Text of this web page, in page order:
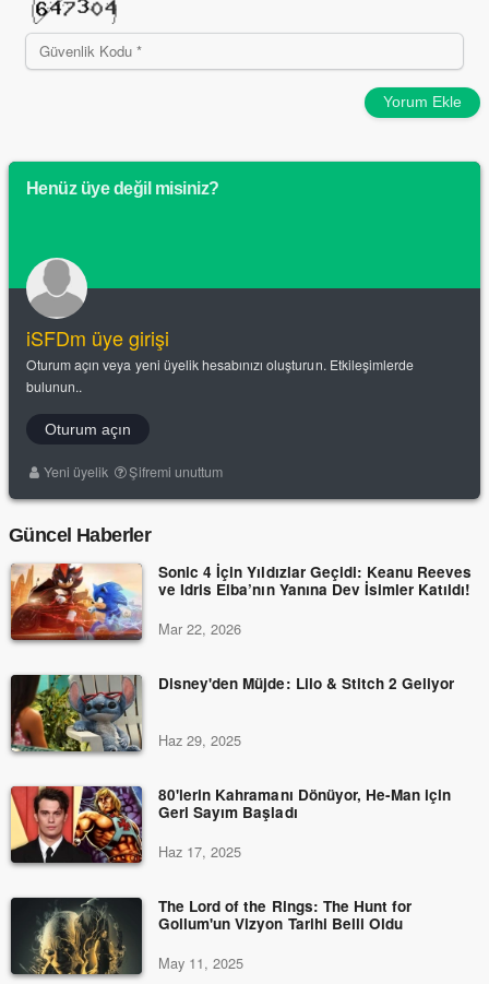
Yorum Ekle
Henüz üye değil misiniz?
iSFDm üye girişi
Oturum açın veya yeni üyelik hesabınızı oluşturun. Etkileşimlerde
bulunun..
Oturum açın
Yeni üyelik Şifremi unuttum
Güncel Haberler
Sonic 4 İçin Yıldızlar Geçidi: Keanu Reeves
ve Idris Elba’nın Yanına Dev İsimler Katıldı!
Mar 22, 2026
Disney'den Müjde: Lilo & Stitch 2 Geliyor
Haz 29, 2025
80'lerin Kahramanı Dönüyor, He-Man için
Geri Sayım Başladı
Haz 17, 2025
The Lord of the Rings: The Hunt for
Gollum'un Vizyon Tarihi Belli Oldu
May 11, 2025